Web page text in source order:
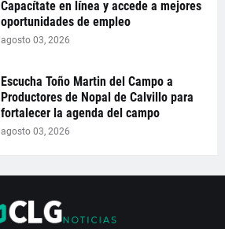
Capacítate en línea y accede a mejores
oportunidades de empleo
agosto 03, 2026
Escucha Toño Martin del Campo a
Productores de Nopal de Calvillo para
fortalecer la agenda del campo
agosto 03, 2026